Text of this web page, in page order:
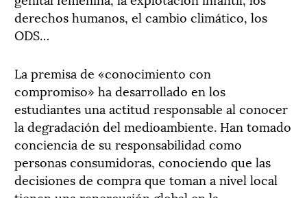
derechos humanos, el cambio climático, los
ODS…
La premisa de «conocimiento con
compromiso» ha desarrollado en los
estudiantes una actitud responsable al conocer
la degradación del medioambiente. Han tomado
conciencia de su responsabilidad como
personas consumidoras, conociendo que las
decisiones de compra que toman a nivel local